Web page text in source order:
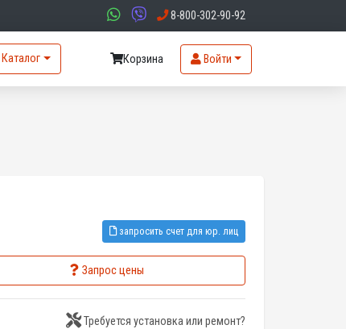
8-800-302-90-92
Каталог Корзина Войти
запросить счет для юр. лиц
Запрос цены
Требуется установка или ремонт?